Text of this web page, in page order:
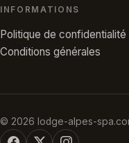
INFORMATIONS
Politique de confidentialité
Conditions générales
© 2026 lodge-alpes-